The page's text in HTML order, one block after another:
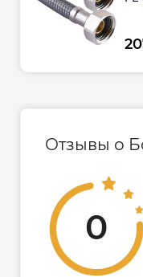
Регулятор
Рабочее
Класс
Установка
Тип
Материал
Отзывы о
0